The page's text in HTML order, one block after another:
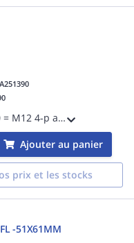
CS-A1-02-G-10 = M12 4-p axial 10m
Ajouter au panier
prix et les stocks
-51X61MM